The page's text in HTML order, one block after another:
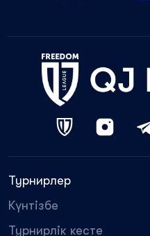
Турнирлер
Күнтізбе
Турнирлік кесте